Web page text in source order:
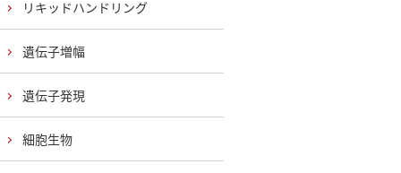
リキッドハンドリング
遺伝子増幅
遺伝子発現
細胞生物